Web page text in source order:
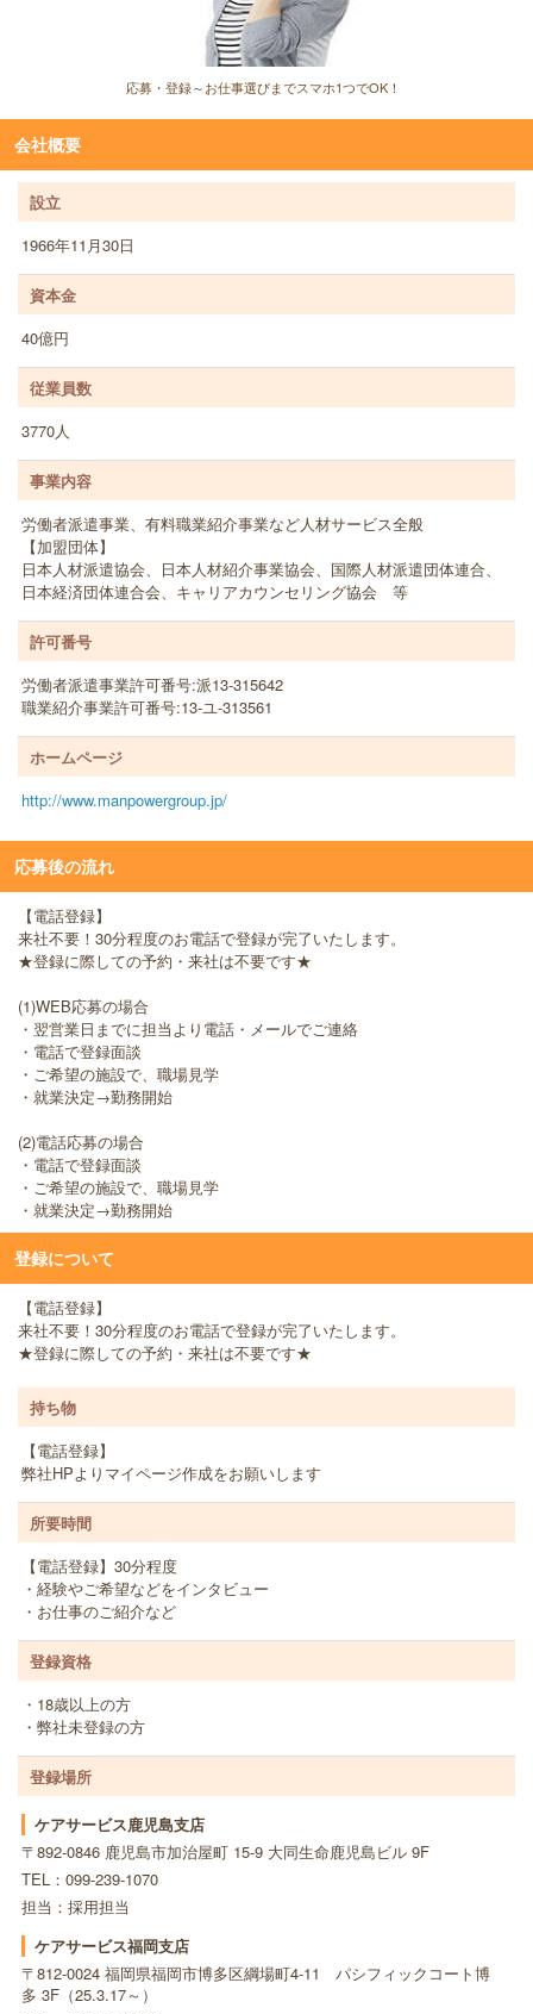
応募・登録～お仕事選びまでスマホ1つでOK！
会社概要
設立
1966年11月30日
資本金
40億円
従業員数
3770人
事業内容
労働者派遣事業、有料職業紹介事業など人材サービス全般
【加盟団体】
日本人材派遣協会、日本人材紹介事業協会、国際人材派遣団体連合、
日本経済団体連合会、キャリアカウンセリング協会 等
許可番号
労働者派遣事業許可番号:派13-315642
職業紹介事業許可番号:13-ユ-313561
ホームページ
http://www.manpowergroup.jp/
応募後の流れ
【電話登録】
来社不要！30分程度のお電話で登録が完了いたします。
★登録に際しての予約・来社は不要です★
(1)WEB応募の場合
・翌営業日までに担当より電話・メールでご連絡
・電話で登録面談
・ご希望の施設で、職場見学
・就業決定→勤務開始
(2)電話応募の場合
・電話で登録面談
・ご希望の施設で、職場見学
・就業決定→勤務開始
登録について
【電話登録】
来社不要！30分程度のお電話で登録が完了いたします。
★登録に際しての予約・来社は不要です★
持ち物
【電話登録】
弊社HPよりマイページ作成をお願いします
所要時間
【電話登録】30分程度
・経験やご希望などをインタビュー
・お仕事のご紹介など
登録資格
・18歳以上の方
・弊社未登録の方
登録場所
ケアサービス鹿児島支店
〒892-0846 鹿児島市加治屋町 15-9 大同生命鹿児島ビル 9F
TEL：099-239-1070
担当：採用担当
ケアサービス福岡支店
〒812-0024 福岡県福岡市博多区綱場町4-11 パシフィックコート博
多 3F（25.3.17～）